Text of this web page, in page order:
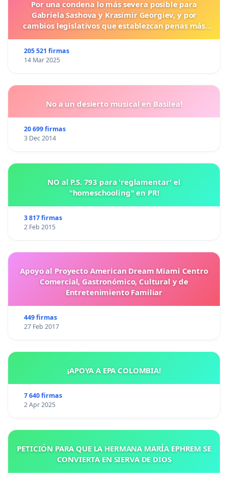
Por una condena lo más severa posible para
Gabriela Sashova y Krasimir Georgiev, y por
cambios legislativos que establezcan penas más
205 521 firmas
14 Mar 2025
No a un desierto musical en Basilea!
20 699 firmas
3 Dec 2014
NO al P.S. 793 para 'reglamentar' el
"homeschooling" en PR!
3 817 firmas
2 Feb 2015
Apoyo al Proyecto American Dream Miami Centro
Comercial, Gastronómico, Cultural y de
Entretenimiento Familiar
449 firmas
27 Feb 2017
¡APOYA A EPA COLOMBIA!
7 640 firmas
2 Apr 2025
PETICIÓN PARA QUE LA HERMANA MARÍA EPHREM SE
CONVIERTA EN SIERVA DE DIOS